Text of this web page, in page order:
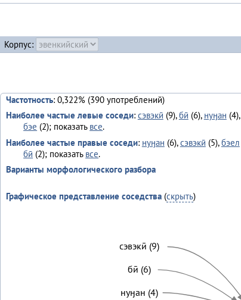
Корпус:
Частотность: 0,322% (390 употреблений)
Наиболее частые левые соседи: сэвэкӣ (9),бӣ (6), нуӈан (4),
бэе (2); показать все.
Наиболее частые правые соседи: нуӈан (6),сэвэкӣ (5),бэел
бӣ (2); показать все.
Варианты морфологического разбора
Графическое представление соседства(скрыть)
сэвэкӣ (9)
бӣ (6)
нуӈан (4)